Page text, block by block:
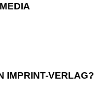
IMPRINT-VERLAG?